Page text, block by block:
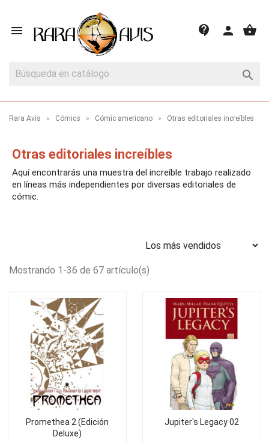
 shopping_basket
person
contact_support

Rara Avis Cómics Cómic americano Otras editoriales increíbles
Otras editoriales increíbles
Aquí encontrarás una muestra del increíble trabajo realizado
en líneas más independientes por diversas editoriales de
cómic.
Mostrando 1-36 de 67 artículo(s)
Promethea 2 (Edición
Deluxe)
Jupiter's Legacy 02